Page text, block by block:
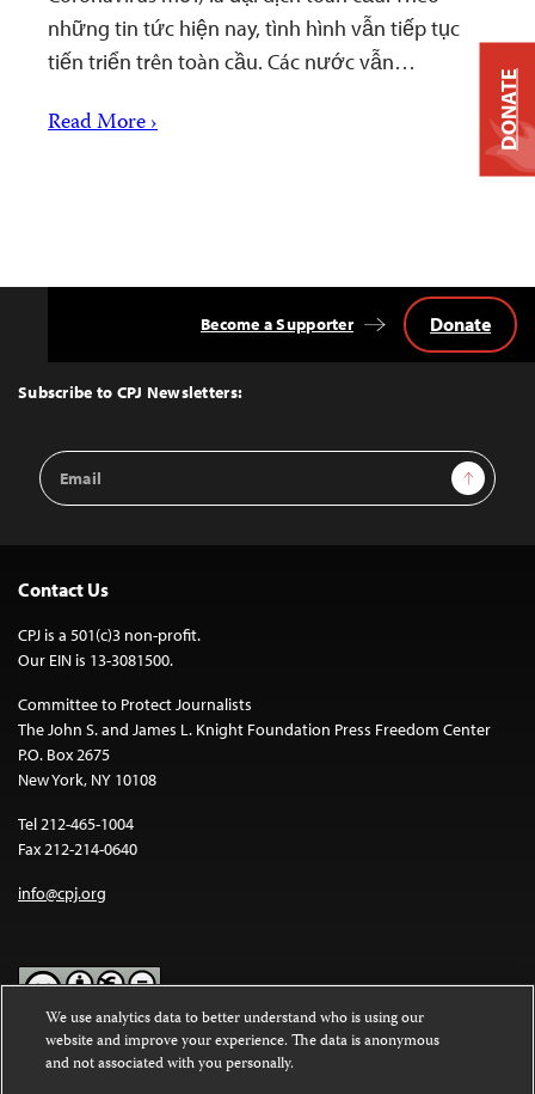
những tin tức hiện nay, tình hình vẫn tiếp tục
tiến triển trên toàn cầu. Các nước vẫn…
Read More ›
Top
Subscribe to CPJ Newsletters:
Email
Address
Sign Up
Become a Supporter Donate
Contact Us
CPJ is a 501(c)3 non-profit.
Our EIN is 13-3081500.
Committee to Protect Journalists
The John S. and James L. Knight Foundation Press Freedom Center
P.O. Box 2675
New York, NY 10108
Tel 212-465-1004
Fax 212-214-0640
info@cpj.org
Except where noted, text on this website is licensed under a
Commons Attribution-NonCommercial-NoDerivatives 4.0
DONATE
We use analytics data to better understand who is using our
website and improve your experience. The data is anonymous
and not associated with you personally.